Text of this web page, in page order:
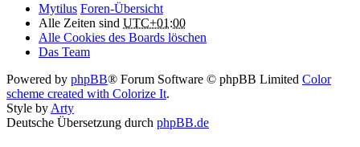
Mytilus Foren-Übersicht
Alle Zeiten sind UTC+01:00
Alle Cookies des Boards löschen
Das Team
Powered by phpBB® Forum Software © phpBB Limited Color
scheme created with Colorize It.
Style by Arty
Deutsche Übersetzung durch phpBB.de